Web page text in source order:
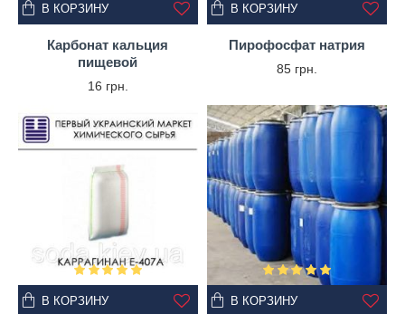
Карбонат кальция
пищевой
16 грн.
В КОРЗИНУ
Пирофосфат натрия
85 грн.
В КОРЗИНУ
В КОРЗИНУ В КОРЗИНУ